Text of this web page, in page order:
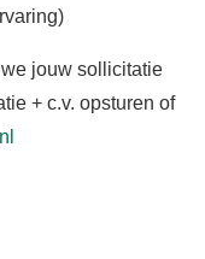
jouw sollicitatie
+ c.v. opsturen of